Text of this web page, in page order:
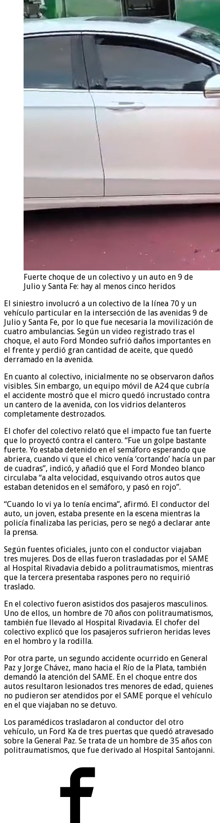
Fuerte choque de un colectivo y un auto en 9 de
Julio y Santa Fe: hay al menos cinco heridos
El siniestro involucró a un colectivo de la línea 70 y un
vehículo particular en la intersección de las avenidas 9 de
Julio y Santa Fe, por lo que fue necesaria la movilización de
cuatro ambulancias. Según un video registrado tras el
choque, el auto Ford Mondeo sufrió daños importantes en
el frente y perdió gran cantidad de aceite, que quedó
derramado en la avenida.
En cuanto al colectivo, inicialmente no se observaron daños
visibles. Sin embargo, un equipo móvil de A24 que cubría
el accidente mostró que el micro quedó incrustado contra
un cantero de la avenida, con los vidrios delanteros
completamente destrozados.
El chofer del colectivo relató que el impacto fue tan fuerte
que lo proyectó contra el cantero. “Fue un golpe bastante
fuerte. Yo estaba detenido en el semáforo esperando que
abriera, cuando vi que el chico venía ‘cortando’ hacía un par
de cuadras”, indicó, y añadió que el Ford Mondeo blanco
circulaba “a alta velocidad, esquivando otros autos que
estaban detenidos en el semáforo, y pasó en rojo”.
“Cuando lo vi ya lo tenía encima”, afirmó. El conductor del
auto, un joven, estaba presente en la escena mientras la
policía finalizaba las pericias, pero se negó a declarar ante
la prensa.
Según fuentes oficiales, junto con el conductor viajaban
tres mujeres. Dos de ellas fueron trasladadas por el SAME
al Hospital Rivadavia debido a politraumatismos, mientras
que la tercera presentaba raspones pero no requirió
traslado.
En el colectivo fueron asistidos dos pasajeros masculinos.
Uno de ellos, un hombre de 70 años con politraumatismos,
también fue llevado al Hospital Rivadavia. El chofer del
colectivo explicó que los pasajeros sufrieron heridas leves
en el hombro y la rodilla.
Por otra parte, un segundo accidente ocurrido en General
Paz y Jorge Chávez, mano hacia el Río de la Plata, también
demandó la atención del SAME. En el choque entre dos
autos resultaron lesionados tres menores de edad, quienes
no pudieron ser atendidos por el SAME porque el vehículo
en el que viajaban no se detuvo.
Los paramédicos trasladaron al conductor del otro
vehículo, un Ford Ka de tres puertas que quedó atravesado
sobre la General Paz. Se trata de un hombre de 35 años con
politraumatismos, que fue derivado al Hospital Santojanni.